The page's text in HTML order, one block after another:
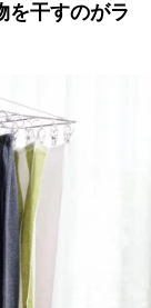
を干すのがラ